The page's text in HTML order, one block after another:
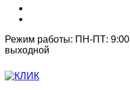
Режим работы: ПН-ПТ:
выходной